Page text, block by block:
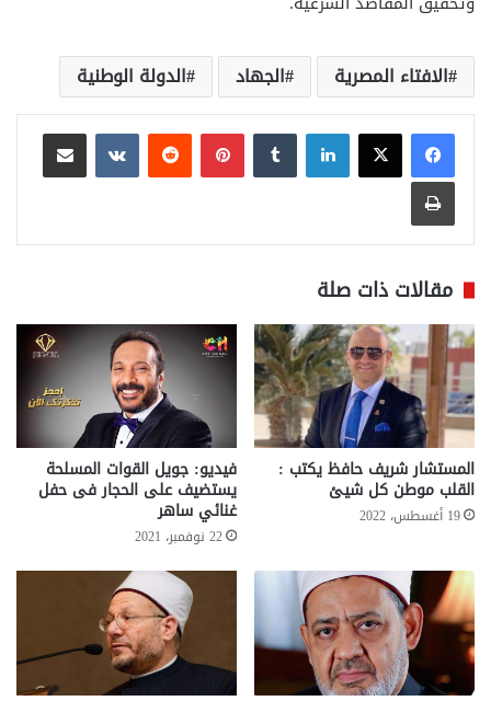
الافتاء المصرية الجهاد الدولة الوطنية
لينكدإن بينتيريست
مشاركة عبر البريد
طباعة
مقالات ذات صلة
المستشار شريف حافظ يكتب :
القلب موطن كل شيئ
19 أغسطس، 2022
فيديو: جويل القوات المسلحة
يستضيف على الحجار فى حفل
غنائي ساهر
22 نوفمبر، 2021